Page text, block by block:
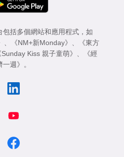
包括多個網站和應用程式，如
《NM+新Monday》
《東方
Sunday Kiss 親子童萌》
《經
一週》
。